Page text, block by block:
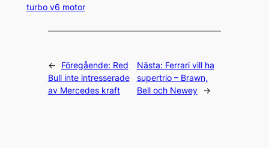
turbo v6 motor
← Föregående: Red
Bull inte intresserade
av Mercedes kraft
Nästa: Ferrari vill ha
supertrio – Brawn,
Bell och Newey
→